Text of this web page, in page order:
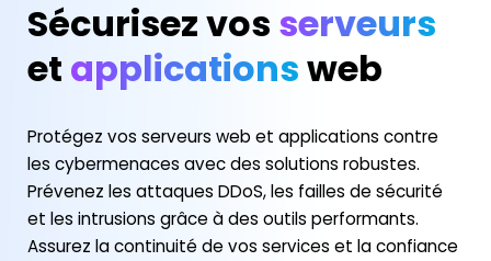
Sécurisez vos serveurs
et applicationsweb
Protégez vos serveurs web et applications contre
les cybermenaces avec des solutions robustes.
Prévenez les attaques DDoS, les failles de sécurité
et les intrusions grâce à des outils performants.
Assurez la continuité de vos services et la confiance